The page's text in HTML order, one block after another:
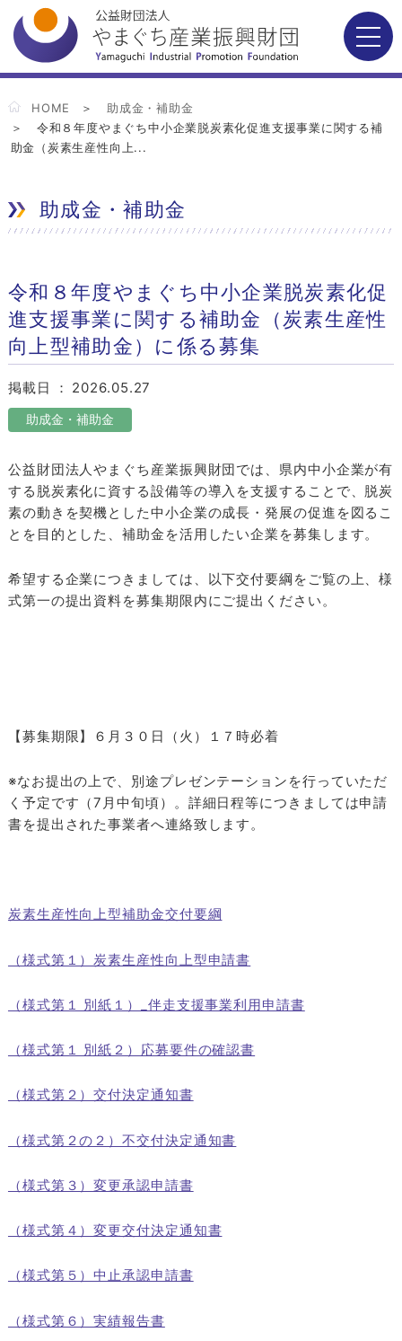
HOME
助成金・補助金
令和８年度やまぐち中小企業脱炭素化促進支援事業に関する補
助金（炭素生産性向上...
助成金・補助金
令和８年度やまぐち中小企業脱炭素化促
進支援事業に関する補助金（炭素生産性
向上型補助金）に係る募集
掲載日 ： 2026.05.27
助成金・補助金
公益財団法人やまぐち産業振興財団では、県内中小企業が有
する脱炭素化に資する設備等の導入を支援することで、脱炭
素の動きを契機とした中小企業の成長・発展の促進を図るこ
とを目的とした、補助金を活用したい企業を募集します。
希望する企業につきましては、以下交付要綱をご覧の上、様
式第一の提出資料を募集期限内にご提出ください。
【募集期限】６月３０日（火）１７時必着
※なお提出の上で、別途プレゼンテーションを行っていただ
く予定です（7月中旬頃）。詳細日程等につきましては申請
書を提出された事業者へ連絡致します。
炭素生産性向上型補助金交付要綱
（様式第１）炭素生産性向上型申請書
（様式第１ 別紙１）_伴走支援事業利用申請書
（様式第１ 別紙２）応募要件の確認書
（様式第２）交付決定通知書
（様式第２の２）不交付決定通知書
（様式第３）変更承認申請書
（様式第４）変更交付決定通知書
（様式第５）中止承認申請書
（様式第６）実績報告書